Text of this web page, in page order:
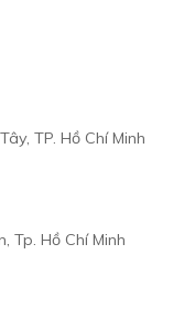
TP. Hồ Chí Minh
Tp. Hồ Chí Minh